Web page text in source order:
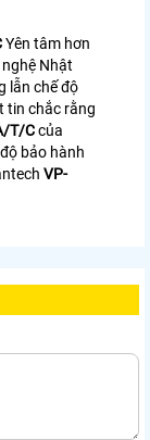
Yên tâm hơn
Nhật
lẫn chế độ
tin chắc rằng
T/Ccủa
bảo hành
VP-